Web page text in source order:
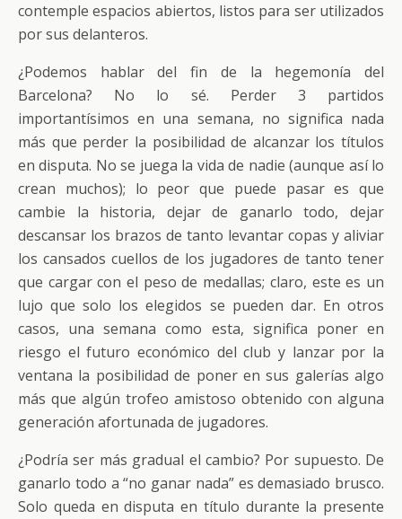
contemple espacios abiertos, listos para ser utilizados
por sus delanteros.
¿Podemos hablar del fin de la hegemonía del
Barcelona? No lo sé. Perder 3 partidos
importantísimos en una semana, no significa nada
más que perder la posibilidad de alcanzar los títulos
en disputa. No se juega la vida de nadie (aunque así lo
crean muchos); lo peor que puede pasar es que
cambie la historia, dejar de ganarlo todo, dejar
descansar los brazos de tanto levantar copas y aliviar
los cansados cuellos de los jugadores de tanto tener
que cargar con el peso de medallas; claro, este es un
lujo que solo los elegidos se pueden dar. En otros
casos, una semana como esta, significa poner en
riesgo el futuro económico del club y lanzar por la
ventana la posibilidad de poner en sus galerías algo
más que algún trofeo amistoso obtenido con alguna
generación afortunada de jugadores.
¿Podría ser más gradual el cambio? Por supuesto. De
ganarlo todo a “no ganar nada” es demasiado brusco.
Solo queda en disputa en título durante la presente